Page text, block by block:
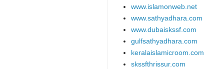
www.islamonweb.net
www.sathyadhara.com
www.dubaiskssf.com
gulfsathyadhara.com
keralaislamicroom.com
skssfthrissur.com